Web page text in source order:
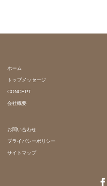
ホーム
トップメッセージ
CONCEPT
会社概要
お問い合わせ
プライバシーポリシー
サイトマップ